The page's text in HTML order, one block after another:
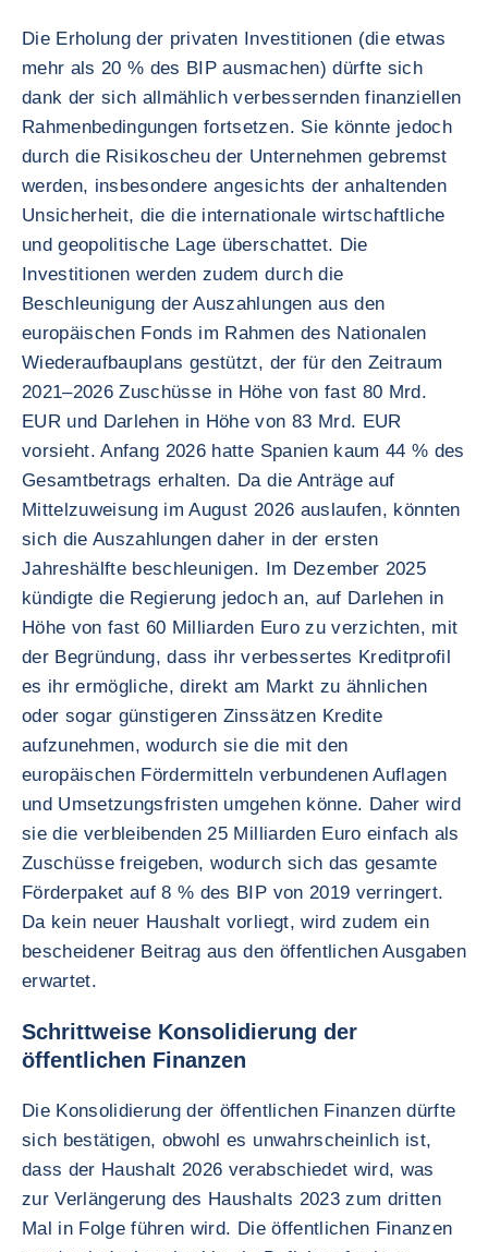
Die Erholung der privaten Investitionen (die etwas
mehr als 20 % des BIP ausmachen) dürfte sich
dank der sich allmählich verbessernden finanziellen
Rahmenbedingungen fortsetzen. Sie könnte jedoch
durch die Risikoscheu der Unternehmen gebremst
werden, insbesondere angesichts der anhaltenden
Unsicherheit, die die internationale wirtschaftliche
und geopolitische Lage überschattet. Die
Investitionen werden zudem durch die
Beschleunigung der Auszahlungen aus den
europäischen Fonds im Rahmen des Nationalen
Wiederaufbauplans gestützt, der für den Zeitraum
2021–2026 Zuschüsse in Höhe von fast 80 Mrd.
EUR und Darlehen in Höhe von 83 Mrd. EUR
vorsieht. Anfang 2026 hatte Spanien kaum 44 % des
Gesamtbetrags erhalten. Da die Anträge auf
Mittelzuweisung im August 2026 auslaufen, könnten
sich die Auszahlungen daher in der ersten
Jahreshälfte beschleunigen. Im Dezember 2025
kündigte die Regierung jedoch an, auf Darlehen in
Höhe von fast 60 Milliarden Euro zu verzichten, mit
der Begründung, dass ihr verbessertes Kreditprofil
es ihr ermögliche, direkt am Markt zu ähnlichen
oder sogar günstigeren Zinssätzen Kredite
aufzunehmen, wodurch sie die mit den
europäischen Fördermitteln verbundenen Auflagen
und Umsetzungsfristen umgehen könne. Daher wird
sie die verbleibenden 25 Milliarden Euro einfach als
Zuschüsse freigeben, wodurch sich das gesamte
Förderpaket auf 8 % des BIP von 2019 verringert.
Da kein neuer Haushalt vorliegt, wird zudem ein
bescheidener Beitrag aus den öffentlichen Ausgaben
erwartet.
Schrittweise Konsolidierung der
öffentlichen Finanzen
Die Konsolidierung der öffentlichen Finanzen dürfte
sich bestätigen, obwohl es unwahrscheinlich ist,
dass der Haushalt 2026 verabschiedet wird, was
zur Verlängerung des Haushalts 2023 zum dritten
Mal in Folge führen wird. Die öffentlichen Finanzen